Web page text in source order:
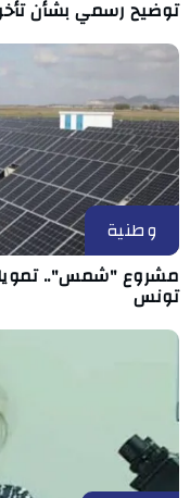
توضيح رسمي بشأن
وطنية
مشروع "شمس"..
تونس